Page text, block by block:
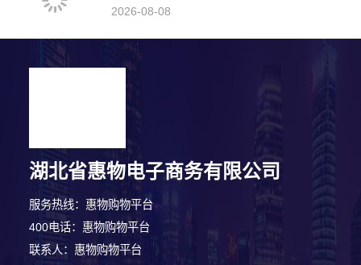
2026-08-08
湖北省惠物电子商务有限公司
服务热线：惠物购物平台
400电话：惠物购物平台
联系人：惠物购物平台